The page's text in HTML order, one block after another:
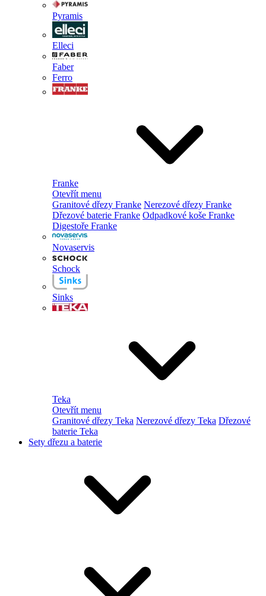
Pyramis
Elleci
Faber
Ferro
Franke
Otevřít menu
Granitové dřezy Franke Nerezové dřezy Franke
Dřezové baterie Franke Odpadkové koše Franke
Digestoře Franke
Novaservis
Schock
Sinks
Teka
Otevřít menu
Granitové dřezy Teka Nerezové dřezy Teka Dřezové
baterie Teka
Sety dřezu a baterie